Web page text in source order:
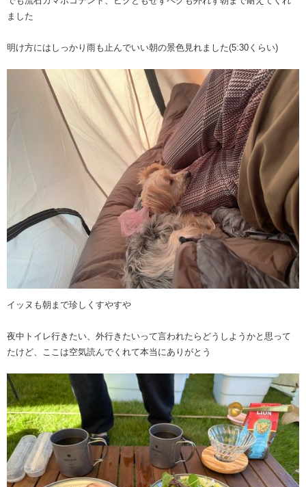
ました
明け方にはしっかり雨も止んでいい朝の景色見れました(5:30くらい)
イッヌも朝まで珍しくすやすや
夜中トイレ行きたい、外行きたいって言われたらどうしようかと思って
たけど、ここは空気読んでくれて本当にありがとう